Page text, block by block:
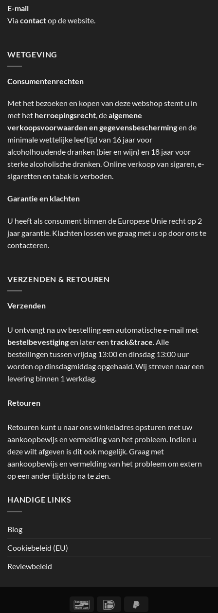
E-mail
Viacontactop de website.
WETGEVING
Consumentenrechten
Met het bezoeken en kopen van deze webshop stemt u in
met het herroepingsrecht, dealgemene
verkoopsvoorwaarden en gegevensbeschermingen de
minimale wettelijke leeftijd van 16 jaar voor
alcoholhoudende dranken (bier en wijn) en 18 jaar voor
sterke alcoholische dranken. Online verkoop van sigaren, e-
sigaretten en tabak is verboden.
Garantie en klachten
U heeft als consument binnen de Europese Unie recht op 2
jaar garantie. Klachten lossen we graag met u op door ons te
contacteren.
VERZENDEN & RETOUREN
Verzenden
U ontvangt na uw bestelling een automatische e-mail met
bestelbevestigingen later een track&trace. Alle
bestellingen tussen vrijdag 13:00 en dinsdag 13:00 uur
worden op dinsdagmiddag opgehaald. Wij streven naar een
levering binnen 1 werkdag.
Retouren
Retouren kunt u naar ons winkeladres opsturen met uw
aankoopbewijs en vermelding van het probleem. Indien u
deze wilt afgeven is dit ook mogelijk. Graag met
aankoopbewijs en vermelding van het probleem om extern
op een ander tijdstip na te zien.
HANDIGE LINKS
Blog
Cookiebeleid (EU)
Reviewbeleid
BancontactIDeal